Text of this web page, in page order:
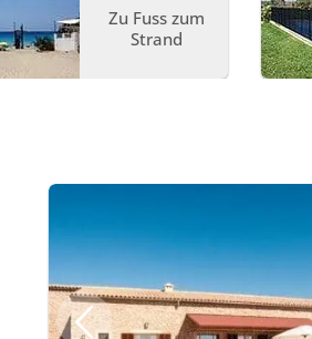
Zu Fuss zum
Strand